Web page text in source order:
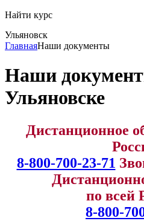
Найти курс
Ульяновск
ГлавнаяНаши документы
Наши
Ульяновске
Дистанционное
8-800-700-23-71
по всей
8-800-